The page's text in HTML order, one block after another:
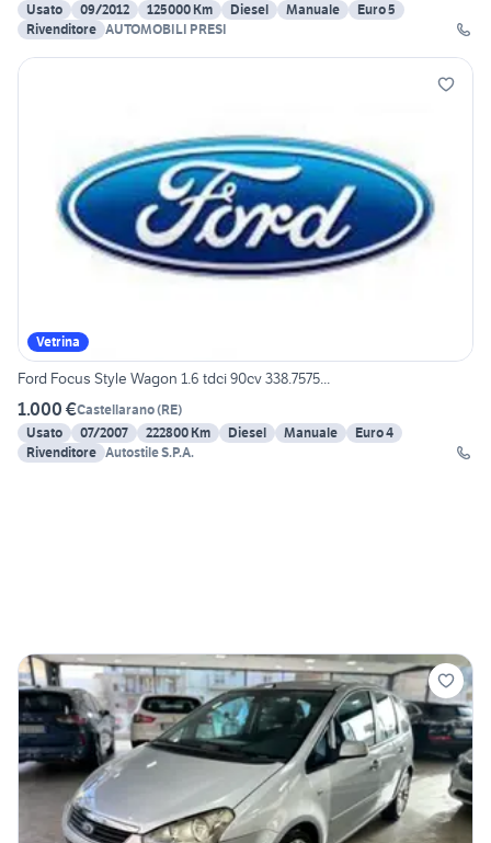
Usato
09/2012 125000 Km Diesel Manuale
Euro 5
Rivenditore AUTOMOBILI PRESI
Vetrina
Ford Focus Style Wagon 1.6 tdci 90cv 338.7575...
1.000 €Castellarano(RE)
Usato
07/2007 222800 Km Diesel Manuale
Euro 4
Rivenditore Autostile S.P.A.